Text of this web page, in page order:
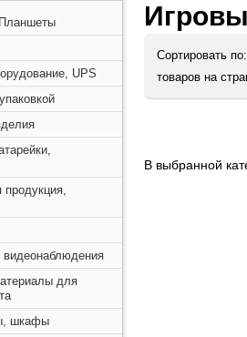
UPS
продукция,
видеонаблюдения
для
шкафы
Сортировать
товаров на
В выбранной